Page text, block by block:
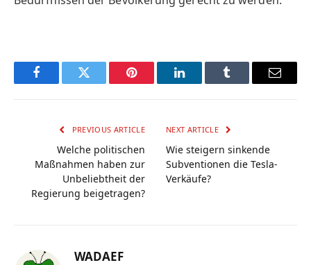
FacebookTwitter Pinterest LinkedInTumblr Email
PREVIOUS ARTICLE
Welche politischen
Maßnahmen haben zur
Unbeliebtheit der
Regierung beigetragen?
NEXT ARTICLE
Wie steigern sinkende
Subventionen die Tesla-
Verkäufe?
WADAEF